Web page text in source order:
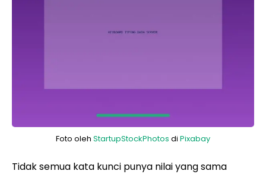
Foto oleh StartupStockPhotos di Pixabay
Tidak semua kata kunci punya nilai yang sama